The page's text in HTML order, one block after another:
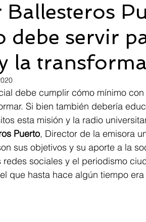
Ballesteros
debe servir
la
debe cumplir cómo mínimo
Si bien también debería
esta misión y la radio
Puerto, Director de la emisora
sus objetivos y su aporte a la
redes sociales y el periodismo
que hasta hace algún tiempo